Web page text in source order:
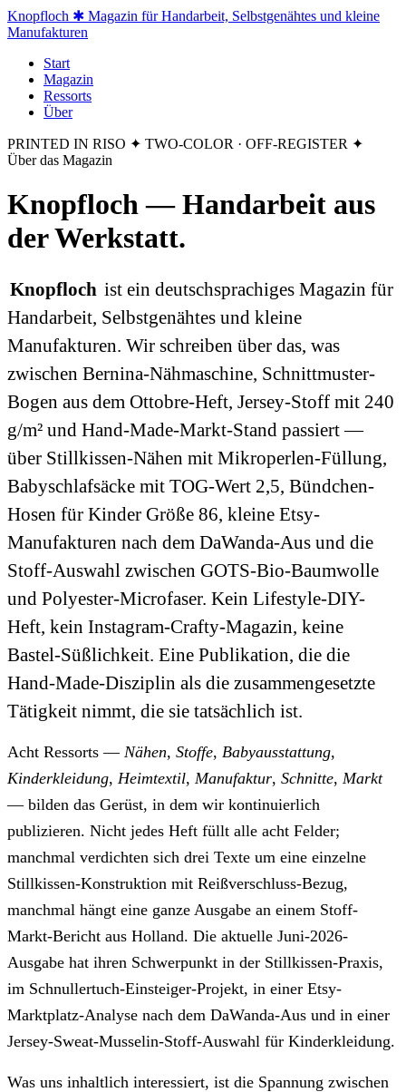
Knopfloch ✱ Magazin für Handarbeit, Selbstgenähtes und kleine
Manufakturen
Start
Magazin
Ressorts
Über
PRINTED IN RISO ✦ TWO-COLOR · OFF-REGISTER ✦
Über das Magazin
Knopfloch — Handarbeit aus
der Werkstatt.
Knopfloch ist ein deutschsprachiges Magazin für
Handarbeit, Selbstgenähtes und kleine
Manufakturen. Wir schreiben über das, was
zwischen Bernina-Nähmaschine, Schnittmuster-
Bogen aus dem Ottobre-Heft, Jersey-Stoff mit 240
g/m² und Hand-Made-Markt-Stand passiert —
über Stillkissen-Nähen mit Mikroperlen-Füllung,
Babyschlafsäcke mit TOG-Wert 2,5, Bündchen-
Hosen für Kinder Größe 86, kleine Etsy-
Manufakturen nach dem DaWanda-Aus und die
Stoff-Auswahl zwischen GOTS-Bio-Baumwolle
und Polyester-Microfaser. Kein Lifestyle-DIY-
Heft, kein Instagram-Crafty-Magazin, keine
Bastel-Süßlichkeit. Eine Publikation, die die
Hand-Made-Disziplin als die zusammengesetzte
Tätigkeit nimmt, die sie tatsächlich ist.
Acht Ressorts — Nähen, Stoffe, Babyausstattung,
Kinderkleidung, Heimtextil, Manufaktur, Schnitte, Markt
— bilden das Gerüst, in dem wir kontinuierlich
publizieren. Nicht jedes Heft füllt alle acht Felder;
manchmal verdichten sich drei Texte um eine einzelne
Stillkissen-Konstruktion mit Reißverschluss-Bezug,
manchmal hängt eine ganze Ausgabe an einem Stoff-
Markt-Bericht aus Holland. Die aktuelle Juni-2026-
Ausgabe hat ihren Schwerpunkt in der Stillkissen-Praxis,
im Schnullertuch-Einsteiger-Projekt, in einer Etsy-
Marktplatz-Analyse nach dem DaWanda-Aus und in einer
Jersey-Sweat-Musselin-Stoff-Auswahl für Kinderkleidung.
Was uns inhaltlich interessiert, ist die Spannung zwischen